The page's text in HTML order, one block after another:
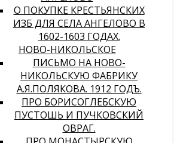
О ПОКУПКЕ КРЕСТЬЯНСКИХ
ИЗБ ДЛЯ СЕЛА АНГЕЛОВО В
1602-1603 ГОДАХ.
НОВО-НИКОЛЬСКОЕ
ПИСЬМО НА НОВО-
НИКОЛЬСКУЮ ФАБРИКУ
А.Я.ПОЛЯКОВА. 1912 ГОДЪ.
ПРО БОРИСОГЛЕБСКУЮ
ПУСТОШЬ И ПУЧКОВСКИЙ
ОВРАГ.